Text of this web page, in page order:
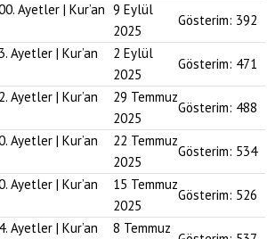
Ayetler | Kur’an 9 Eylül
2025
Gösterim: 392
Ayetler | Kur’an
2 Eylül
2025
Gösterim: 471
Ayetler | Kur’an
29 Temmuz
2025
Gösterim: 488
Ayetler | Kur’an
22 Temmuz
2025
Gösterim: 534
Ayetler | Kur’an
15 Temmuz
2025
Gösterim: 526
Ayetler | Kur’an 8 Temmuz